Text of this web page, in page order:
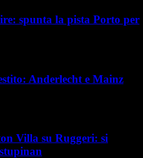
spunta la pista Porto per
Anderlecht e Mainz
Villa su Ruggeri: si